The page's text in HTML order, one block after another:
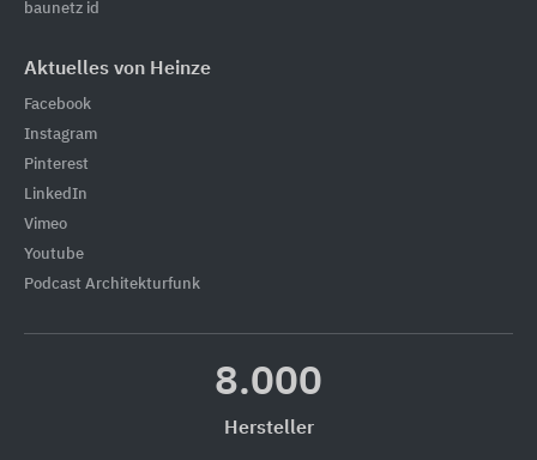
baunetz id
Aktuelles von Heinze
Facebook
Instagram
Pinterest
LinkedIn
Vimeo
Youtube
Podcast Architekturfunk
8.000
Hersteller